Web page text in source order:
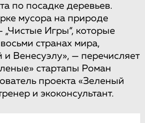
по посадке деревьев.
мусора на природе
„Чистые Игры“, которые
странах мира,
и Венесуэлу», — перечисляет
стартапы Роман
проекта «Зеленый
и экоконсультант.